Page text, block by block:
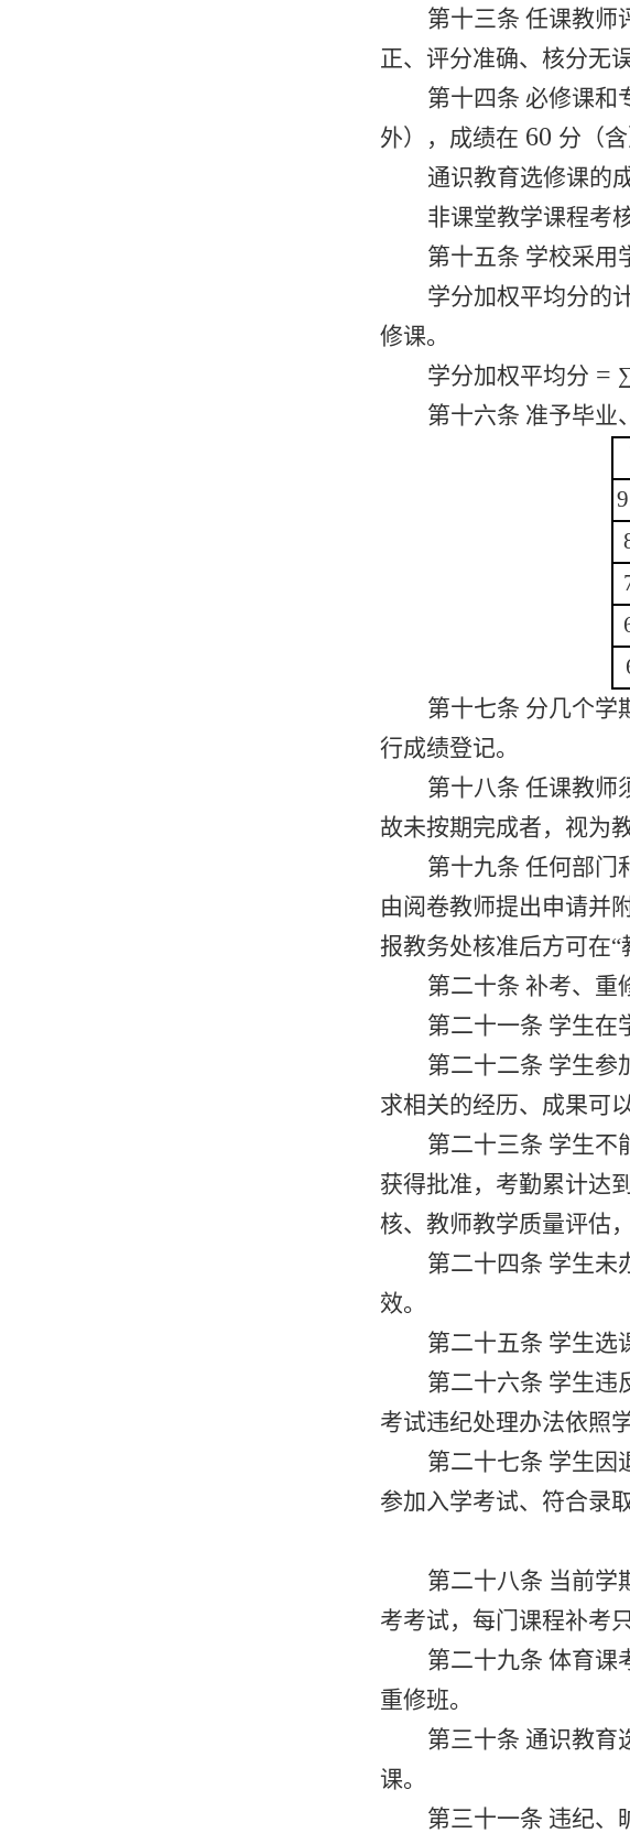
第十三条 任课教师
正、评分准确、核分无误
第十四条 必修课和
外），成绩在 60 分（
通识教育选修课的
非课堂教学课程考
第十五条 学校采用
学分加权平均分的
修课。
学分加权平均分 =
第十六条 准予毕业
第十七条 分几个学
行成绩登记。
第十八条 任课教师
故未按期完成者，视为
第十九条 任何部门
由阅卷教师提出申请并
报教务处核准后方可在“
第二十条 补考、重
第二十一条 学生在
第二十二条 学生参
求相关的经历、成果可
第二十三条 学生不
获得批准，考勤累计达到
核、教师教学质量评估
第二十四条 学生未
效。
第二十五条 学生选
第二十六条 学生违
考试违纪处理办法依照
第二十七条 学生因
参加入学考试、符合录
第二十八条 当前学
考考试，每门课程补考
第二十九条 体育课
重修班。
第三十条 通识教育
课。
第三十一条 违纪、